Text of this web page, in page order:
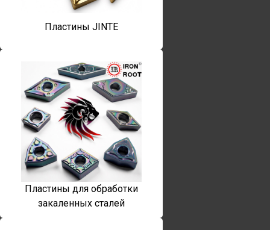
Пластины JINTE
Пластины для обработки
закаленных сталей